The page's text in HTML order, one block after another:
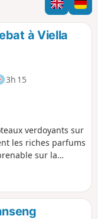
i
o
h
a
m
e
m
à Viella
3h 15
verdoyants sur
les riches parfums
sur la